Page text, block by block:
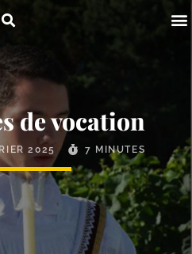
de vocation
2025 7 MINUTES